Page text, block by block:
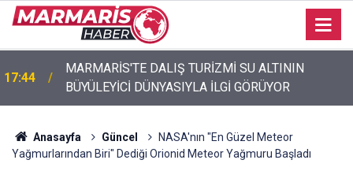
17:44
MARMARİS'TE DALIŞ TURİZMİ SU ALTININ
BÜYÜLEYİCİ DÜNYASIYLA İLGİ GÖRÜYOR
17:40
Akyaka’da engelli vatandaş plaja girebilmek için
emeklemek zorunda kaldı
Anasayfa Güncel
NASA'nın "En Güzel Meteor
Yağmurlarından Biri" Dediği Orionid Meteor Yağmuru Başladı